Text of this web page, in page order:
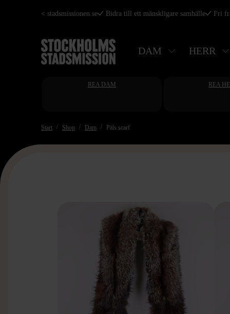
Hoppa
huvudinnehåll
< stadsmissionen.se Bidra till ett mänskligare samhälle Fri
DAM HERR
REA DAM REA
Start Shop Dam Päls scarf